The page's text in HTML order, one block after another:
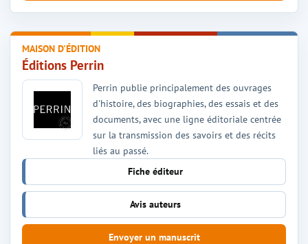
MAISON D'ÉDITION
Éditions Perrin
Perrin publie principalement des ouvrages
d'histoire, des biographies, des essais et des
documents, avec une ligne éditoriale centrée
sur la transmission des savoirs et des récits
liés au passé.
Fiche éditeur
Avis auteurs
Envoyer un manuscrit